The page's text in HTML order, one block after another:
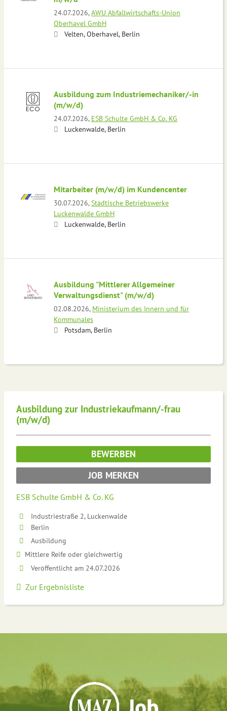
24.07.2026,AWU Abfallwirtschafts-Union
Oberhavel GmbH
Velten, Oberhavel, Berlin
Ausbildung zum Industriemechaniker/-in
(m/w/d)
24.07.2026, ESB Schulte GmbH & Co. KG
Luckenwalde, Berlin
Mitarbeiter (m/w/d) im Kundencenter
30.07.2026,Städtische Betriebswerke
Luckenwalde GmbH
Luckenwalde, Berlin
Ausbildung "Mittlerer Allgemeiner
Verwaltungsdienst" (m/w/d)
02.08.2026, Ministerium des Innern und für
Kommunales
Potsdam, Berlin
Ausbildung zur Industriekaufmann/-frau
(m/w/d)
BEWERBEN
JOB MERKEN
ESB Schulte GmbH & Co. KG
Industriestraße 2, Luckenwalde
Berlin
Ausbildung
Mittlere Reife oder gleichwertig
Veröffentlicht am 24.07.2026
Zur Ergebnisliste